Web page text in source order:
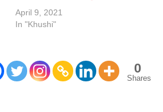
April 9, 2021
In "Khushi"
0
Shares